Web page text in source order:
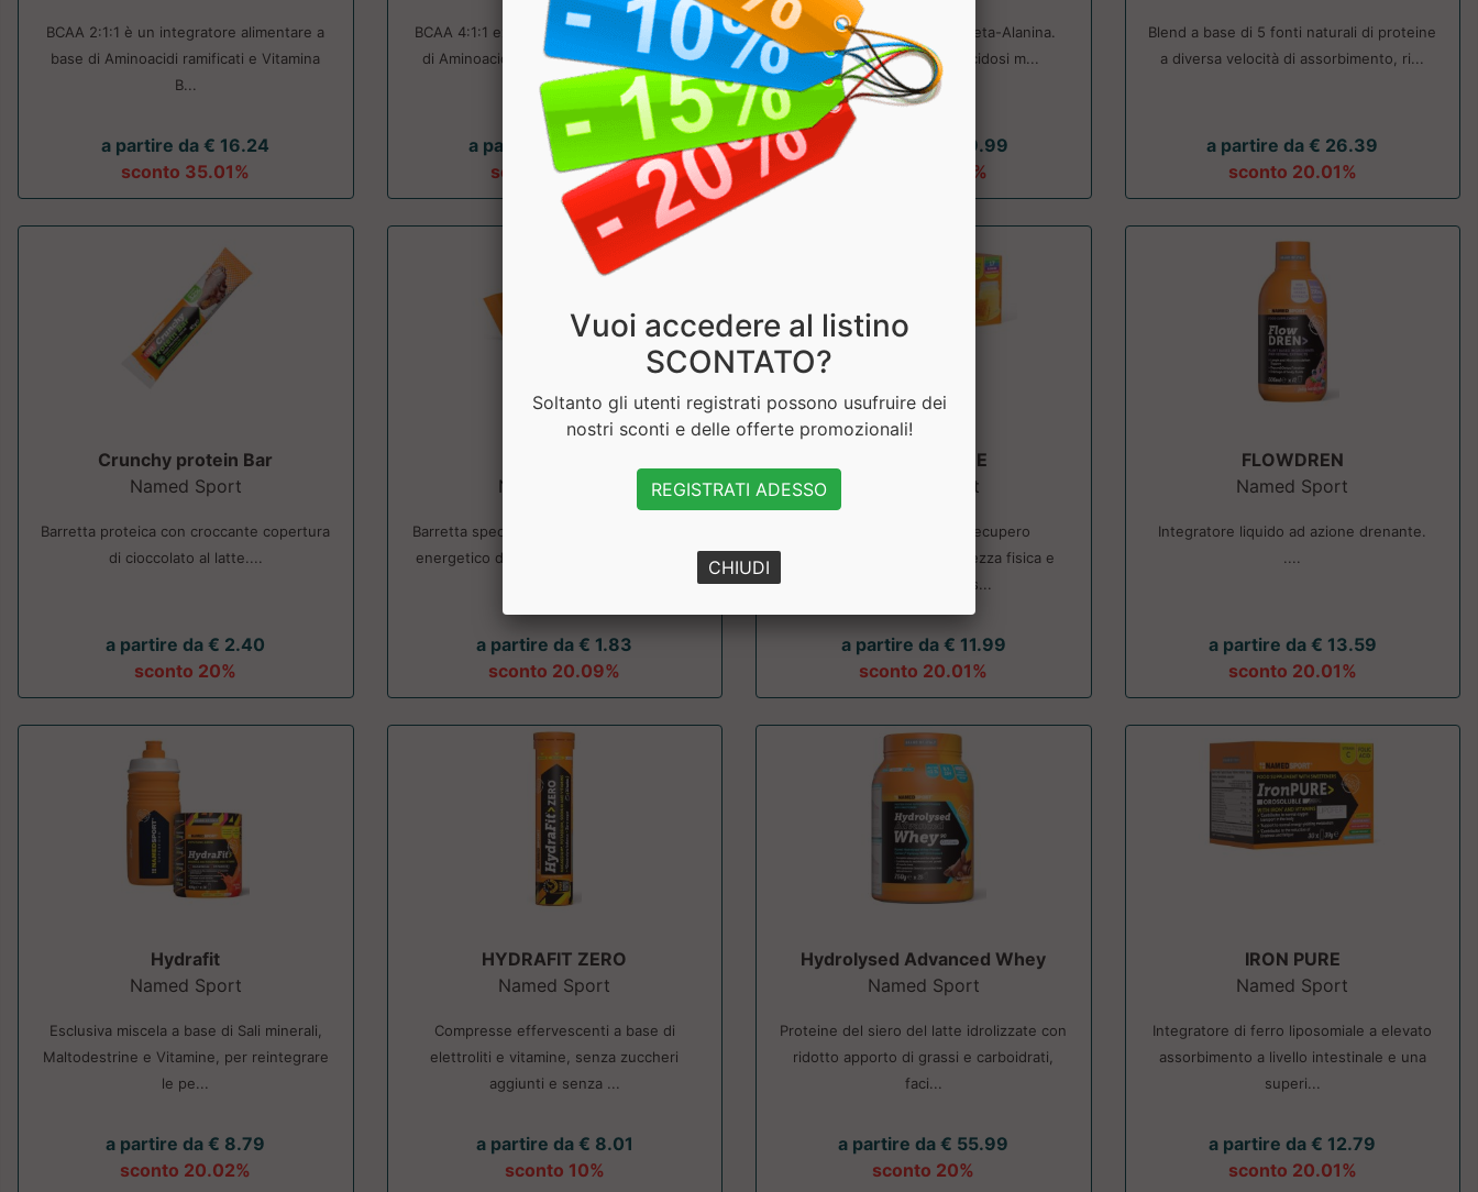
BCAA 2:1:1 è un integratore alimentare a
base di Aminoacidi ramificati e Vitamina
B...
a partire da € 16.24
sconto 35.01%
BCAA 4:1:1 extremePRO è un integratore
di Aminoacidi a catena ramificata con l'
agg...
a partire da € 23.99
sconto 20.01%
Integratore alimentare di Beta-Alanina.
Effetto “tampone” dell’acidosi m...
a partire da € 19.99
sconto 20.01%
Blend a base di 5 fonti naturali di proteine
a diversa velocità di assorbimento, ri...
a partire da € 26.39
sconto 20.01%
Crunchy protein Bar
Named Sport
Barretta proteica con croccante copertura
di cioccolato al latte....
a partire da € 2.40
sconto 20%
Named Sport
Barretta specifica per un rapido reintegro
energetico durante l’attivita? sportiva. ...
a partire da € 1.83
sconto 20.09%
ENERGYPRIME
Named Sport
Indicato nei periodi di recupero
psicofisico, contro stanchezza fisica e
mentale. Prezzo s...
a partire da € 11.99
sconto 20.01%
FLOWDREN
Named Sport
Integratore liquido ad azione drenante.
....
a partire da € 13.59
sconto 20.01%
Hydrafit
Named Sport
Esclusiva miscela a base di Sali minerali,
Maltodestrine e Vitamine, per reintegrare
le pe...
a partire da € 8.79
sconto 20.02%
HYDRAFIT ZERO
Named Sport
Compresse effervescenti a base di
elettroliti e vitamine, senza zuccheri
aggiunti e senza ...
a partire da € 8.01
sconto 10%
Hydrolysed Advanced Whey
Named Sport
Proteine del siero del latte idrolizzate con
ridotto apporto di grassi e carboidrati,
faci...
a partire da € 55.99
sconto 20%
IRON PURE
Named Sport
Integratore di ferro liposomiale a elevato
assorbimento a livello intestinale e una
superi...
a partire da € 12.79
sconto 20.01%
Vuoi accedere al listino
SCONTATO?
Soltanto gli utenti registrati possono usufruire dei
nostri sconti e delle offerte promozionali!
REGISTRATI ADESSO
CHIUDI